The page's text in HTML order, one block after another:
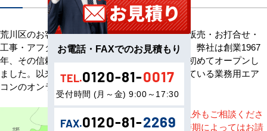
荒川区のお客様へ業務用エアコン・空調機器の販売・お打合せ・
工事・アフターサービスまで一貫して承ります。弊社は創業1967
年、その信頼を基に空調のネット販売を日本で初めてオープンし
ました。以来、皆様にご信頼・ご愛顧いただいている業務用エア
コンのオンラインショップです。
※記載地域以外もご相談くださ
い。地域・時期によってはお請
お電話・FAXでのお見積もり
TEL.0120-81-0017
受付時間 (月～金) 9:00～17:30
FAX.0120-81-2269